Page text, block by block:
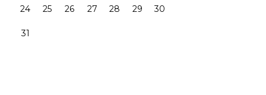
24 25 26 27 28 29 30
31